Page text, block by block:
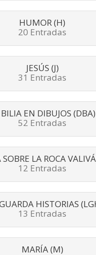
HUMOR (H)
20 Entradas
JESÚS (J)
31 Entradas
EN DIBUJOS (DBA)
52 Entradas
LA ROCA
12 Entradas
HISTORIAS
13 Entradas
MARÍA (M)